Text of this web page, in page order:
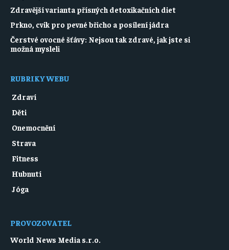
Zdravější varianta přísných detoxikačních diet
Prkno, cvik pro pevné břicho a posílení jádra
Čerstvé ovocné šťávy: Nejsou tak zdravé, jak jste si
možná mysleli
RUBRIKY WEBU
Zdraví
Děti
Onemocnění
Strava
Fitness
Hubnutí
Jóga
PROVOZOVATEL
World News Media s.r.o.